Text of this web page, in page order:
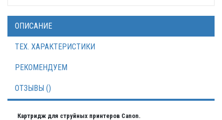
ОПИСАНИЕ
ТЕХ. ХАРАКТЕРИСТИКИ
РЕКОМЕНДУЕМ
ОТЗЫВЫ ()
Картридж для струйных принтеров Canon.